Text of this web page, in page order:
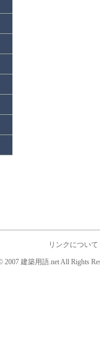
リンクについて
2007 建築用語.net All Rights